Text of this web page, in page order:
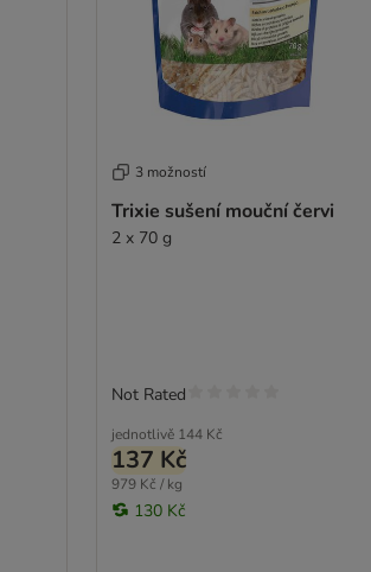
3 možností
Trixie sušení mouční červi
2 x 70 g
jednotlivě 144 Kč
137 Kč
979 Kč / kg
130 Kč
Not Rated